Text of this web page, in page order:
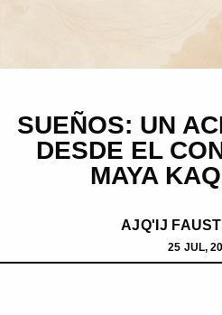
SUEÑOS: UN
DESDE EL
MAYA
AJQ'IJ
25 JUL,